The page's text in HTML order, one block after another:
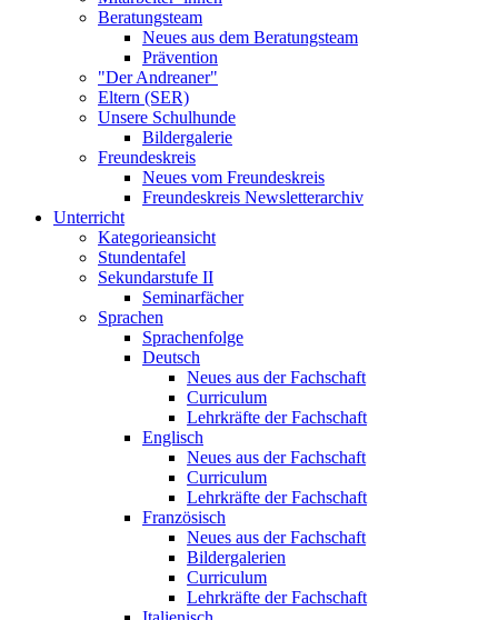
Beratungsteam
Neues aus dem Beratungsteam
Prävention
"Der Andreaner"
Eltern (SER)
Unsere Schulhunde
Bildergalerie
Freundeskreis
Neues vom Freundeskreis
Freundeskreis Newsletterarchiv
Unterricht
Kategorieansicht
Stundentafel
Sekundarstufe II
Seminarfächer
Sprachen
Sprachenfolge
Deutsch
Neues aus der Fachschaft
Curriculum
Lehrkräfte der Fachschaft
Englisch
Neues aus der Fachschaft
Curriculum
Lehrkräfte der Fachschaft
Französisch
Neues aus der Fachschaft
Bildergalerien
Curriculum
Lehrkräfte der Fachschaft